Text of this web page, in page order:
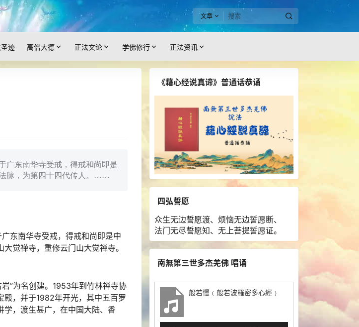
文章
迹 高僧大德 正法文论 学佛修行 正法资讯
广东南华寺受戒，得戒和尚即是
脉，为第四十四代传人。……
东南华寺受戒，得戒和尚即是中
觉禅寺，重修云门山大觉禅寺。
”为名创建。1953年到竹林禅寺协
殿，并于1982年开光，其中五百罗
， 渡生甚广，在中国大陆、香
《藉心经说真谛》普通话恭诵
四弘誓愿
众生无边誓愿渡、烦恼无边誓愿断、
法门无尽誓愿知、无上菩提誓愿证。
南無第三世多杰羌佛 唱诵
般若慢﹙般若波羅密多心經﹚